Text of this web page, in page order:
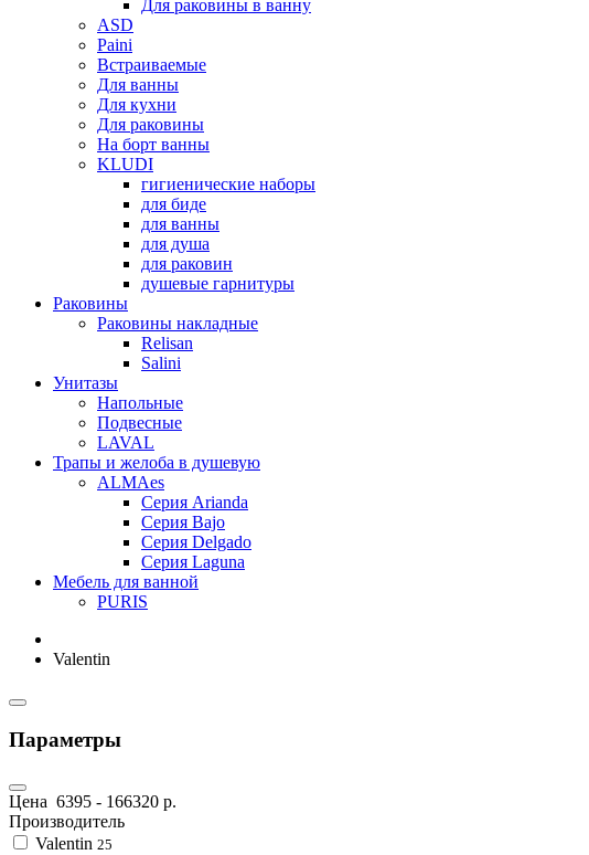
Для раковины в ванну
ASD
Paini
Встраиваемые
Для ванны
Для кухни
Для раковины
На борт ванны
KLUDI
гигиенические наборы
для биде
для ванны
для душа
для раковин
душевые гарнитуры
Раковины
Раковины накладные
Relisan
Salini
Унитазы
Напольные
Подвесные
LAVAL
Трапы и желоба в душевую
ALMAes
Серия Arianda
Серия Bajo
Серия Delgado
Серия Laguna
Мебель для ванной
PURIS
Valentin
Параметры
Цена 6395 - 166320 р.
Производитель
Valentin 25